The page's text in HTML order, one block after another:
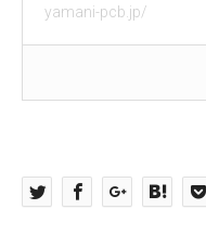
yamani-pcb.jp/